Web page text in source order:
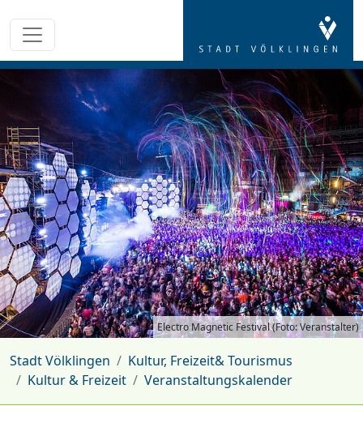
Electro Magnetic Festival (Foto: Veranstalter)
Stadt Völklingen
Kultur, Freizeit& Tourismus
Kultur & Freizeit
Veranstaltungskalender